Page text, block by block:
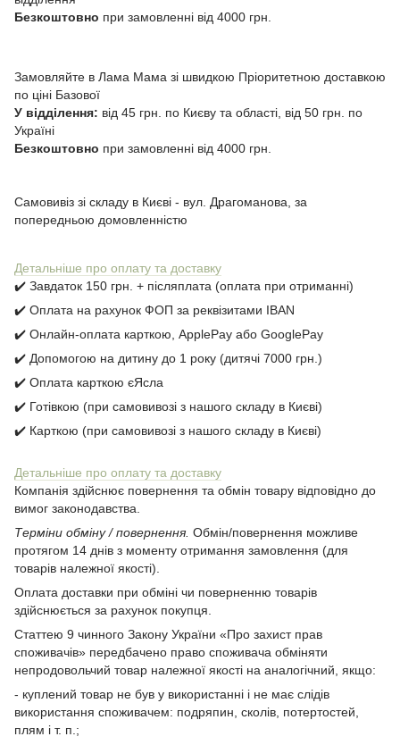
Безкоштовно при замовленні від 4000 грн.
Замовляйте в Лама Мама зі швидкою Пріоритетною доставкою
по ціні Базової
У відділення: від 45 грн. по Києву та області, від 50 грн. по
Україні
Безкоштовно при замовленні від 4000 грн.
Самовивіз зі складу в Києві - вул. Драгоманова, за
попередньою домовленністю
Детальніше про оплату та доставку
✔️ Завдаток 150 грн. + післяплата (оплата при отриманні)
✔️ Оплата на рахунок ФОП за реквізитами IBAN
✔️ Онлайн-оплата карткою, ApplePay або GooglePay
✔️ Допомогою на дитину до 1 року (дитячі 7000 грн.)
✔️ Оплата карткою єЯсла
✔️ Готівкою (при самовивозі з нашого складу в Києві)
✔️ Карткою (при самовивозі з нашого складу в Києві)
Детальніше про оплату та доставку
Компанія здійснює повернення та обмін товару відповідно до
вимог законодавства.
Терміни обміну / повернення. Обмін/повернення можливе
протягом 14 днів з моменту отримання замовлення (для
товарів належної якості).
Оплата доставки при обміні чи поверненню товарів
здійснюється за рахунок покупця.
Статтею 9 чинного Закону України «Про захист прав
споживачів» передбачено право споживача обміняти
непродовольчий товар належної якості на аналогічний, якщо:
- куплений товар не був у використанні і не має слідів
використання споживачем: подряпин, сколів, потертостей,
плям і т. п.;